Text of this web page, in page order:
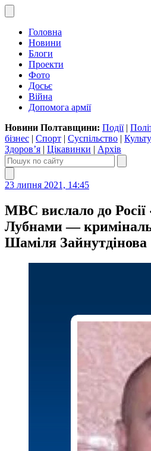
Головна
Новини
Блоги
Проекти
Фото
Досьє
Війна
Допомога армії
Новини Полтавщини: Події|
бізнес | Спорт | Суспільство |
Здоров’я | Цікавинки | Архів
23 липня 2021, 14:45
МВС вислало до Росії
Лубнами —
Шаміля Зайнутдінова